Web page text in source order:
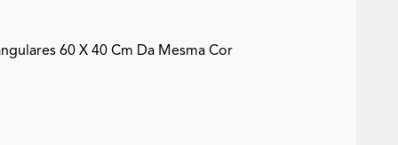
60 X 40 Cm Da Mesma Cor